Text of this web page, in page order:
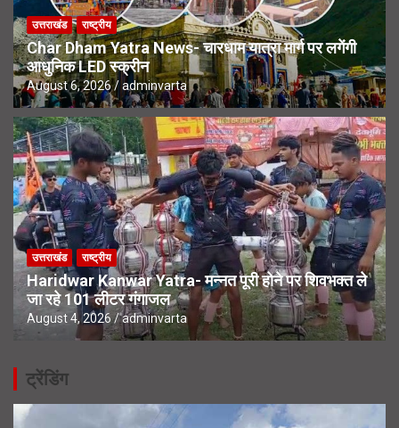
उत्तराखंड राष्ट्रीय
Char Dham Yatra News- चारधाम यात्रा मार्ग पर लगेंगी
आधुनिक LED स्क्रीन
August 6, 2026 adminvarta
उत्तराखंड राष्ट्रीय
Haridwar Kanwar Yatra- मन्नत पूरी होने पर शिवभक्त ले
जा रहे 101 लीटर गंगाजल
August 4, 2026 adminvarta
ट्रेंडिंग